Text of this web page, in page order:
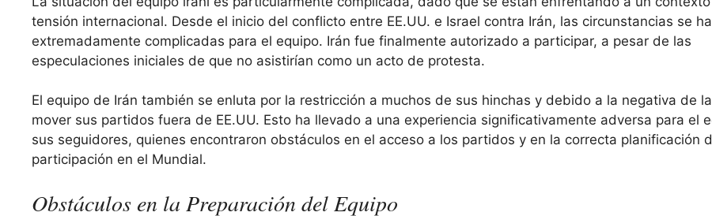
tensión internacional. Desde el inicio del conflicto entre EE.UU. e Israel contra Irán, las circunstancias se
extremadamente complicadas para el equipo. Irán fue finalmente autorizado a participar, a pesar de las
especulaciones iniciales de que no asistirían como un acto de protesta.
El equipo de Irán también se enluta por la restricción a muchos de sus hinchas y debido a la negativa de la
mover sus partidos fuera de EE.UU. Esto ha llevado a una experiencia significativamente adversa para el
sus seguidores, quienes encontraron obstáculos en el acceso a los partidos y en la correcta planificación
participación en el Mundial.
Obstáculos en la Preparación del Equipo